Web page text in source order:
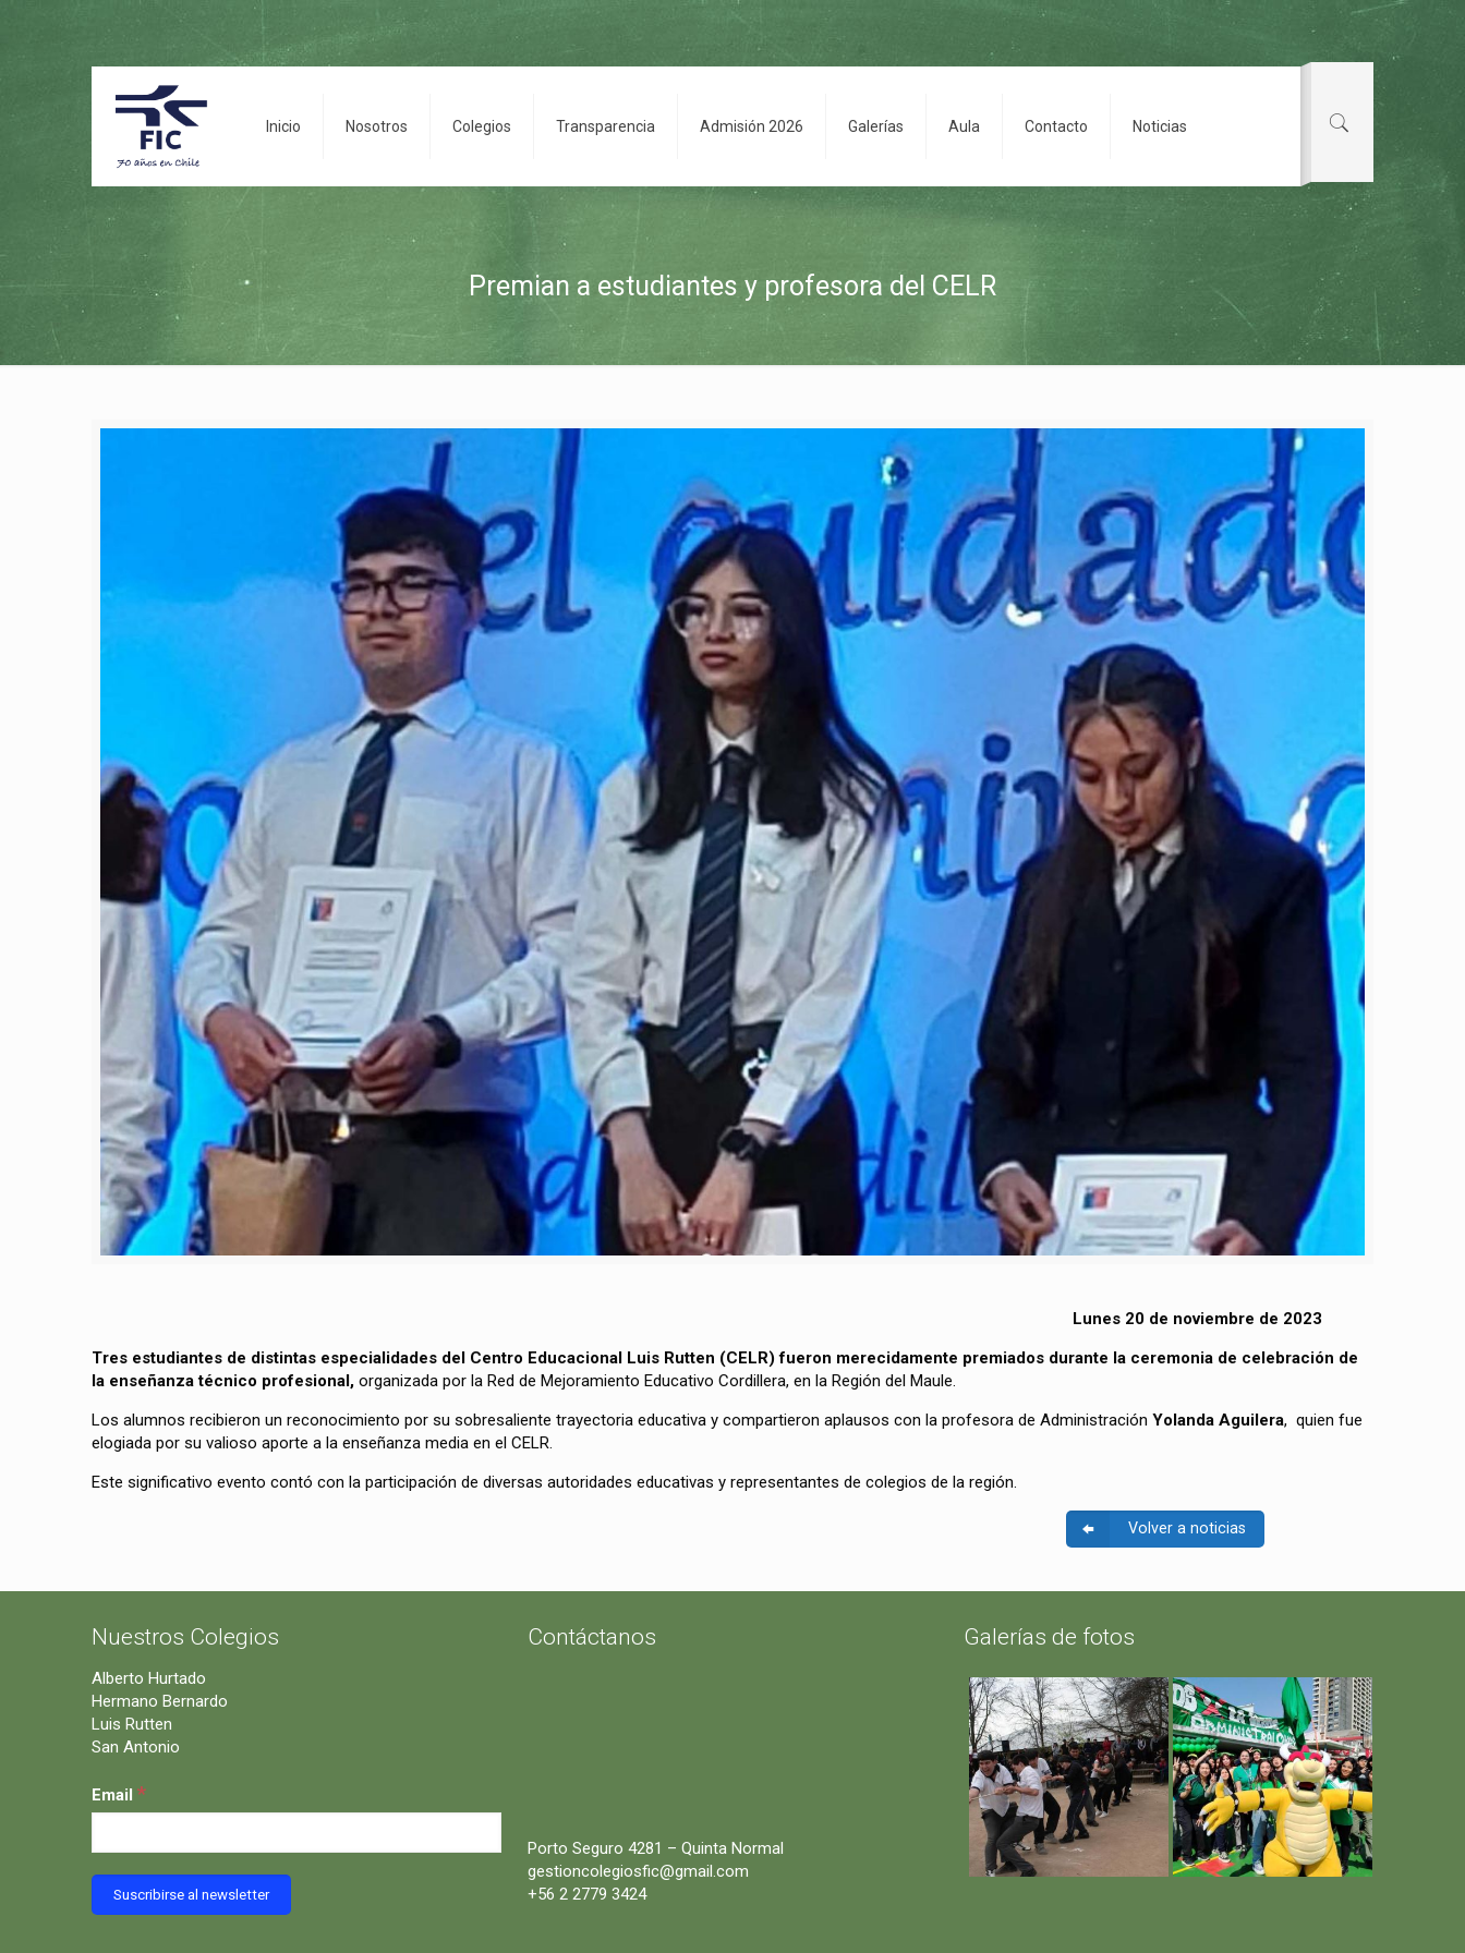
Inicio Nosotros Colegios Transparencia Admisión 2026 Galerías Aula Contacto Noticias
Premian a estudiantes y profesora del CELR
Lunes 20 de noviembre de 2023
Tres estudiantes de distintas especialidades del Centro Educacional Luis Rutten (CELR) fueron merecidamente premiados durante la ceremonia de celebración de
la enseñanza técnico profesional, organizada por la Red de Mejoramiento Educativo Cordillera, en la Región del Maule.
Los alumnos recibieron un reconocimiento por su sobresaliente trayectoria educativa y compartieron aplausos con la profesora de Administración Yolanda Aguilera, quien fue
elogiada por su valioso aporte a la enseñanza media en el CELR.
Este significativo evento contó con la participación de diversas autoridades educativas y representantes de colegios de la región.
Volver a noticias
Nuestros Colegios
Alberto Hurtado
Hermano Bernardo
Luis Rutten
San Antonio
Email *
Contáctanos
Porto Seguro 4281 – Quinta Normal
gestioncolegiosfic@gmail.com
+56 2 2779 3424
Galerías de fotos